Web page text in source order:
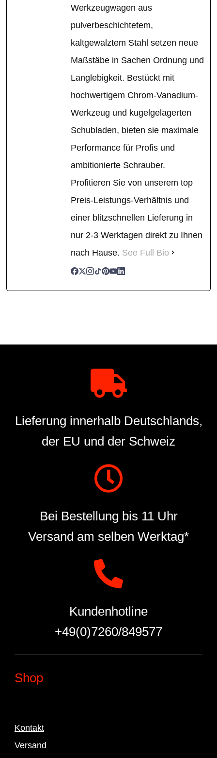
Werkzeugwagen aus
pulverbeschichtetem,
kaltgewalztem Stahl setzen neue
Maßstäbe in Sachen Ordnung und
Langlebigkeit. Bestückt mit
hochwertigem Chrom-Vanadium-
Werkzeug und kugelgelagerten
Schubladen, bieten sie maximale
Performance für Profis und
ambitionierte Schrauber.
Profitieren Sie von unserem top
Preis-Leistungs-Verhältnis und
einer blitzschnellen Lieferung in
nur 2-3 Werktagen direkt zu Ihnen
nach Hause. See Full Bio
Lieferung innerhalb Deutschlands,
der EU und der Schweiz
Bei Bestellung bis 11 Uhr
Versand am selben Werktag*
Kundenhotline
+49(0)7260/849577
Shop
Kontakt
Versand